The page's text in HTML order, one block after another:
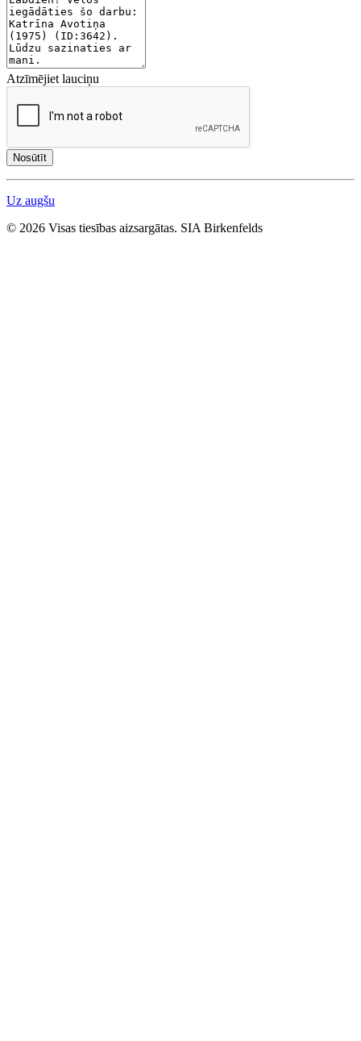
Atzīmējiet lauciņu
Nosūtīt
Uz augšu
© 2026 Visas tiesības aizsargātas. SIA Birkenfelds